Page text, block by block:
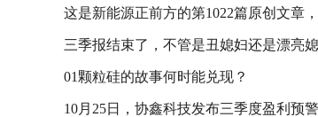
这是新能源正前方的第1022篇原创文章
三季报结束了，不管是丑媳妇还是漂亮
01颗粒硅的故事何时能兑现？
10月25日，协鑫科技发布三季度盈利预